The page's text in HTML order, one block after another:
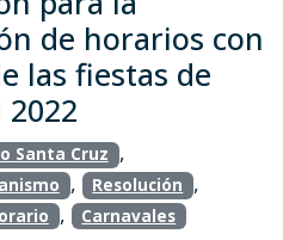
de horarios con
las fiestas de
2022
Santa Cruz ,
, Resolución ,
, Carnavales